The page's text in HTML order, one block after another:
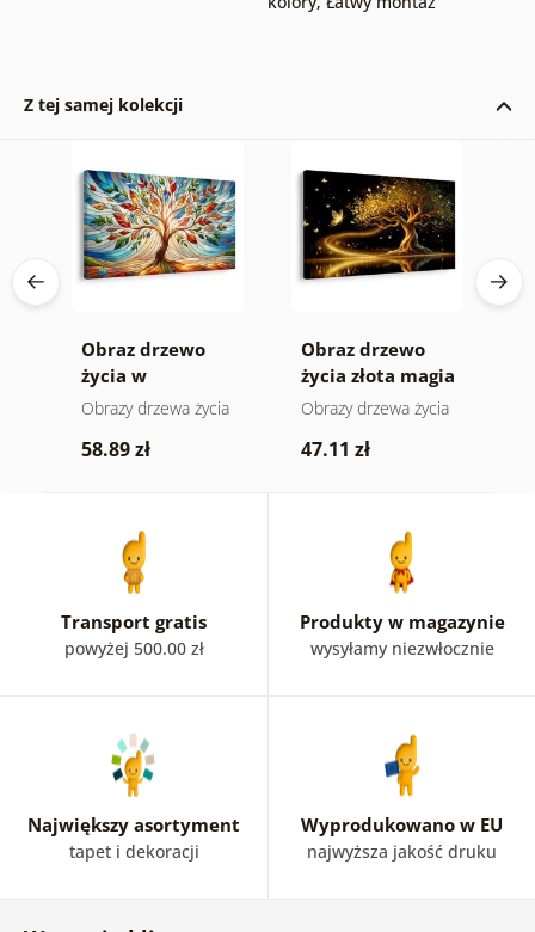
Z tej samej kolekcji
Obraz drzewo
życia w
kolorowym
Obrazy drzewa życia
58.89 zł
Obraz drzewo
życia złota magia
Obrazy drzewa życia
47.11 zł
Transport gratis
powyżej 500.00 zł
Produkty w magazynie
wysyłamy niezwłocznie
Największy asortyment
tapet i dekoracji
Wyprodukowano w EU
najwyższa jakość druku